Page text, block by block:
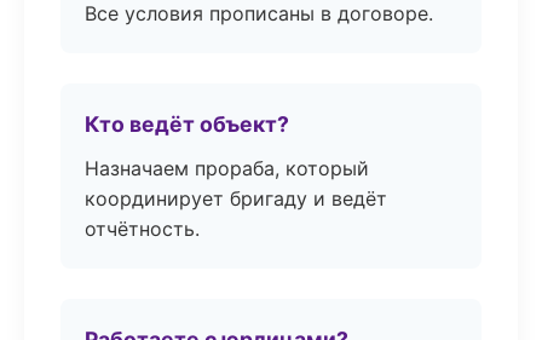
Все условия прописаны в договоре.
Кто ведёт объект?
Назначаем прораба, который
координирует бригаду и ведёт
отчётность.